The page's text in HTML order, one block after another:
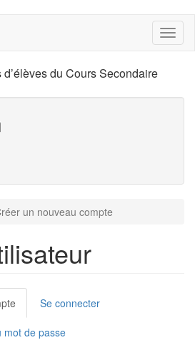
du Cours Secondaire
un nouveau compte
(onglet
actif)
Se connecter
mot de passe